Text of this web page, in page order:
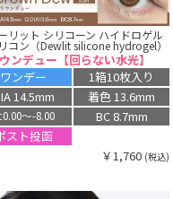
リット シリコーン ハイドロゲル
コン（Dewlit silicone hydrogel）
ンデュー【回らない水光】
ワンデー
1箱10枚入り
14.5mm
着色 13.6mm
〜-8.00
BC 8.7mm
スト投函
￥1,760 (税込)